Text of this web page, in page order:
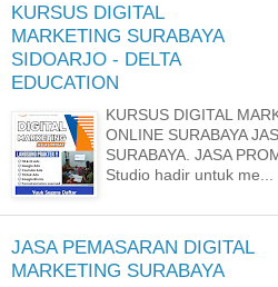
KURSUS DIGITAL
MARKETING SURABAYA
SIDOARJO - DELTA
EDUCATION
KURSUS DIGITAL
ONLINE SURABAYA
SURABAYA. JASA
Studio hadir untuk me...
JASA PEMASARAN DIGITAL
MARKETING SURABAYA